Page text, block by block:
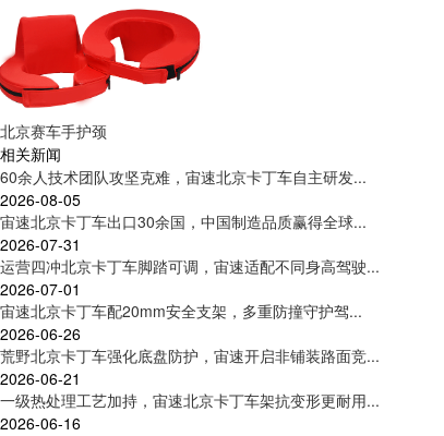
北京赛车手护颈
相关新闻
60余人技术团队攻坚克难，宙速北京卡丁车自主研发...
2026-08-05
宙速北京卡丁车出口30余国，中国制造品质赢得全球...
2026-07-31
运营四冲北京卡丁车脚踏可调，宙速适配不同身高驾驶...
2026-07-01
宙速北京卡丁车配20mm安全支架，多重防撞守护驾...
2026-06-26
荒野北京卡丁车强化底盘防护，宙速开启非铺装路面竞...
2026-06-21
一级热处理工艺加持，宙速北京卡丁车架抗变形更耐用...
2026-06-16